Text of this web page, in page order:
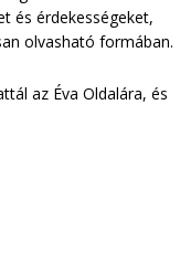
és érdekességeket,
olvasható formában.
az Éva Oldalára, és